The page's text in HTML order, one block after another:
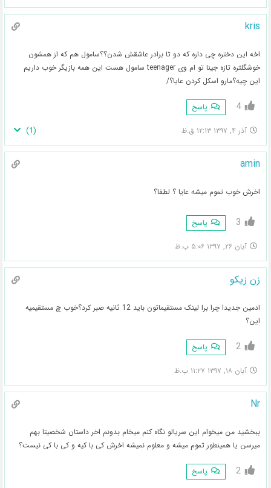
kris
اخه این دختره چی داره که دو تا برادر عاشقش شدن؟؟سامول هم که از همشون
خوشگلتره تازه جینا تو ام وی teenager سامول هست این همه بازیگر خوب داریم
این چیه؟مارو اسکل کردن عایا؟/
4 پاسخ
آذر ۴, ۱۳۹۷ ۱۲:۱۳ ق.ظ (
1
)
amin
اخرش خوب تموم میشه عایا ؟ لطفا؟
3 پاسخ
آبان ۲۶, ۱۳۹۷ ۵:۰۶ ب.ظ
زن زیکو
ادمین جدیدا چرا برا لینک مستقیماتون باید 12 ثانیه صبر کرد؟خوب چ مستقیمیه
این؟
2 پاسخ
آبان ۱۸, ۱۳۹۷ ۱۱:۲۷ ب.ظ
Nr
ببخشید من میخوام این سریالو نگاه کنم میخام بدونم اخر داستان شخصیتا بهم
میرسن یا همینطور تموم میشه و معلوم نمیشه اخرش کی با کیه و کی با کی نیست؟
2 پاسخ